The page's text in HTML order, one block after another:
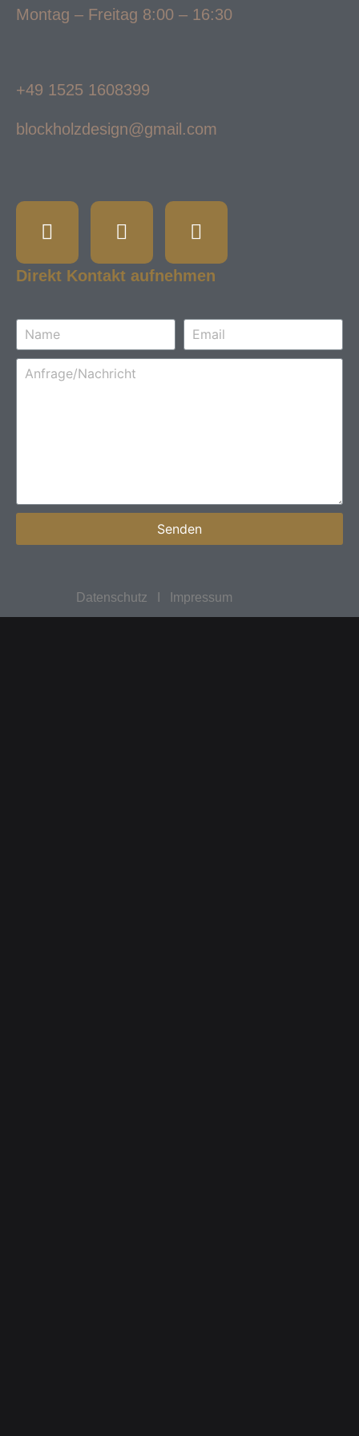
Montag – Freitag 8:00 – 16:30
+49 1525 1608399
blockholzdesign@gmail.com
Direkt Kontakt aufnehmen
Datenschutz Impressum
Senden